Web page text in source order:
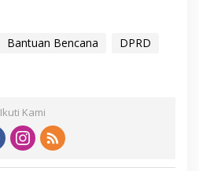
Bantuan Bencana
DPRD
Ikuti Kami